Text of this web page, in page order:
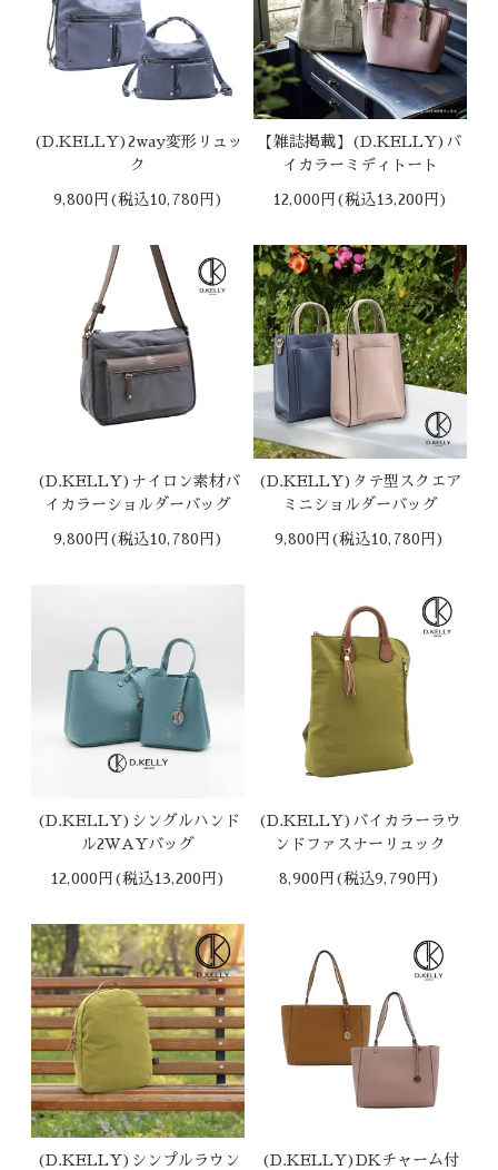
(D.KELLY)2way変形リュッ
ク
9,800円(税込10,780円)
【雑誌掲載】(D.KELLY)バ
イカラーミディトート
12,000円(税込13,200円)
(D.KELLY)ナイロン素材バ
イカラーショルダーバッグ
9,800円(税込10,780円)
(D.KELLY)タテ型スクエア
ミニショルダーバッグ
9,800円(税込10,780円)
(D.KELLY)シングルハンド
ル2WAYバッグ
12,000円(税込13,200円)
(D.KELLY)バイカラーラウ
ンドファスナーリュック
8,900円(税込9,790円)
(D.KELLY)シンプルラウン
(D.KELLY)DKチャーム付